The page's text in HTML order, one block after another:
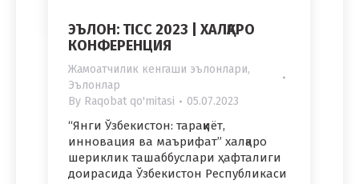
ЭЪЛОН: TICC 2023 | ХАЛҚАРО
КОНФЕРЕНЦИЯ
Жамоатчилик кенгаши эълонлари,
Эълонлар
By Raqobat qo'mitasi 05.07.2023
“Янги Ўзбекистон: тараққиёт,
инновация ва маърифат” халқаро
шериклик ташаббуслари ҳафталиги
доирасида Ўзбекистон Республикаси